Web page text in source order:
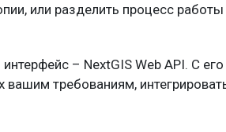
или разделить процесс работы
– NextGIS Web API. С его
требованиям,